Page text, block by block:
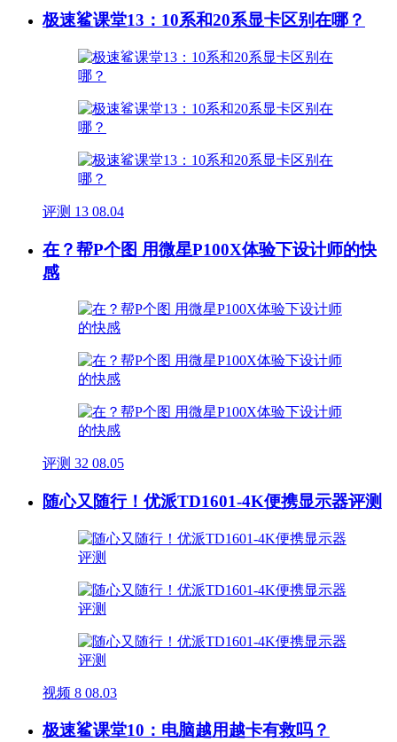
极速鲨课堂13：10系和20系显卡区别在哪？
评测 13 08.04
在？帮P个图 用微星P100X体验下设计师的快
感
评测 32 08.05
随心又随行！优派TD1601-4K便携显示器评测
视频 8 08.03
极速鲨课堂10：电脑越用越卡有救吗？